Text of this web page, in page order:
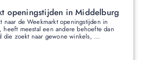
openingstijden in Middelburg
naar de Weekmarkt openingstijden in
heeft meestal een andere behoefte dan
die zoekt naar gewone winkels, ...